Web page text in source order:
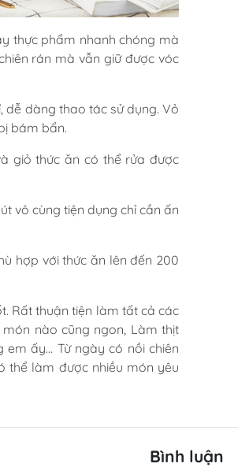
thực phẩm nhanh chóng mà
rán mà vẫn giữ được vóc
dễ dàng thao tác sử dụng. Vỏ
bám bẩn.
giỏ thức ăn có thể rửa được
vô cùng tiện dụng chỉ cần ấn
hợp với thức ăn lên đến 200
Rất thuận tiện làm tất cả các
nào cũng ngon, Làm thịt
ấy… Từ ngày có nồi chiên
thể làm được nhiều món yêu
Bình luận